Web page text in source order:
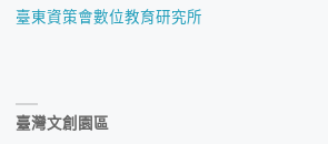
臺東資策會數位教育研究所
臺灣文創園區